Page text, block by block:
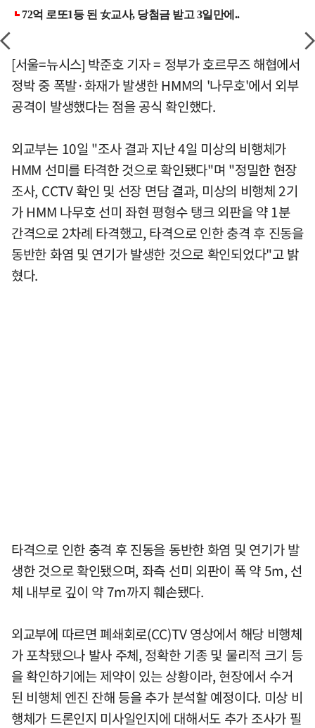
[서울=뉴시스] 박준호 기자 = 정부가 호르무즈 해협에서
정박 중 폭발·화재가 발생한 HMM의 '나무호'에서 외부
공격이 발생했다는 점을 공식 확인했다.
외교부는 10일 "조사 결과 지난 4일 미상의 비행체가
HMM 선미를 타격한 것으로 확인됐다"며 "정밀한 현장
조사, CCTV 확인 및 선장 면담 결과, 미상의 비행체 2기
가 HMM 나무호 선미 좌현 평형수 탱크 외판을 약 1분
간격으로 2차례 타격했고, 타격으로 인한 충격 후 진동을
동반한 화염 및 연기가 발생한 것으로 확인되었다"고 밝
혔다.
타격으로 인한 충격 후 진동을 동반한 화염 및 연기가 발
생한 것으로 확인됐으며, 좌측 선미 외판이 폭 약 5m, 선
체 내부로 깊이 약 7m까지 훼손됐다.
외교부에 따르면 폐쇄회로(CC)TV 영상에서 해당 비행체
가 포착됐으나 발사 주체, 정확한 기종 및 물리적 크기 등
을 확인하기에는 제약이 있는 상황이라, 현장에서 수거
된 비행체 엔진 잔해 등을 추가 분석할 예정이다. 미상 비
행체가 드론인지 미사일인지에 대해서도 추가 조사가 필